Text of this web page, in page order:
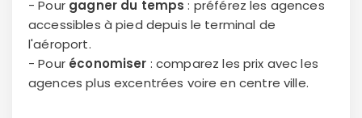
- Pour gagner du temps : préférez les agences
accessibles à pied depuis le terminal de
l'aéroport.
- Pour économiser : comparez les prix avec les
agences plus excentrées voire en centre ville.